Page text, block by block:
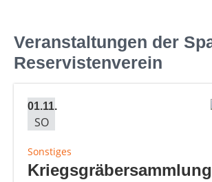
Veranstaltungen der
Reservistenverein
01.11.
SO
Sonstiges
Kriegsgräbersammlung